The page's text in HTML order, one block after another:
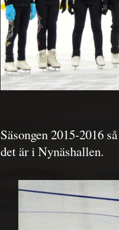
Säsongen 2015-2016
det är i Nynäshallen.